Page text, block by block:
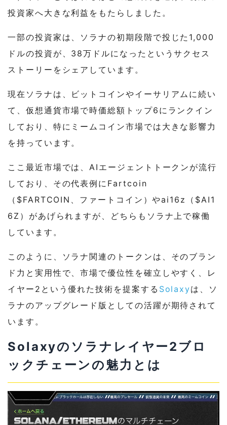
投資家へ大きな利益をもたらしました。
一部の投資家は、ソラナの初期段階で投じた1,000
ドルの投資が、38万ドルになったというサクセス
ストーリーをシェアしています。
現在ソラナは、ビットコインやイーサリアムに続い
て、仮想通貨市場で時価総額トップ6にランクイン
しており、特にミームコイン市場では大きな影響力
を持っています。
ここ最近市場では、AIエージェントトークンが流行
しており、その代表例にFartcoin
（$FARTCOIN、ファートコイン）やai16z（$AI1
6Z）があげられますが、どちらもソラナ上で稼働
しています。
このように、ソラナ関連のトークンは、そのブラン
ド力と実用性で、市場で優位性を確立しやすく、レ
イヤー2という優れた技術を提案する Solaxyは、ソ
ラナのアップグレード版としての活躍が期待されて
います。
Solaxyのソラナレイヤー2ブロ
ックチェーンの魅力とは